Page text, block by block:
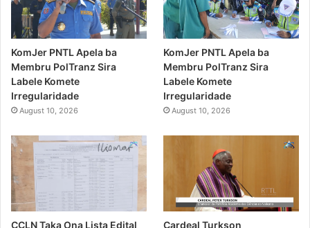
KomJer PNTL Apela ba
Membru PolTranz Sira
Labele Komete
Irregularidade
August 10, 2026
KomJer PNTL Apela ba
Membru PolTranz Sira
Labele Komete
Irregularidade
August 10, 2026
CCLN Taka Ona Lista Edital
Cardeal Turkson